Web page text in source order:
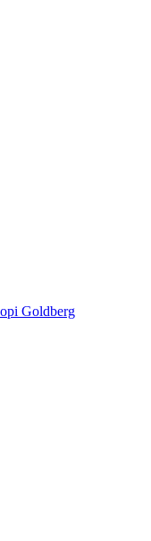
Goldberg